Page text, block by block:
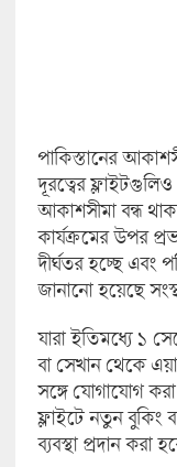
পাকিস্তানের
দূরত্বের ফ্লাইটগুলিও
আকাশসীমা বন্ধ
কার্যক্রমের উপর
দীর্ঘতর হচ্ছে এবং
জানানো হয়েছে
যারা ইতিমধ্যে ১
বা সেখান থেকে
সঙ্গে যোগাযোগ
ফ্লাইটে নতুন বুকিং
ব্যবস্থা প্রদান করা